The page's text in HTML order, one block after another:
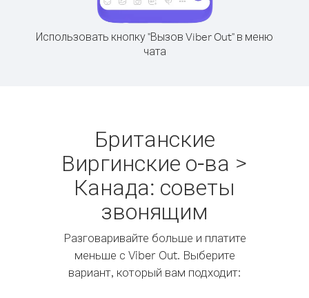
Использовать кнопку "Вызов Viber Out" в меню
чата
Британские
Виргинские о-ва >
Канада: советы
звонящим
Разговаривайте больше и платите
меньше с Viber Out. Выберите
вариант, который вам подходит: